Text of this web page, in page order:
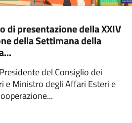
di presentazione della XXIV
della Settimana della
del Consiglio dei
e Ministro degli Affari Esteri e